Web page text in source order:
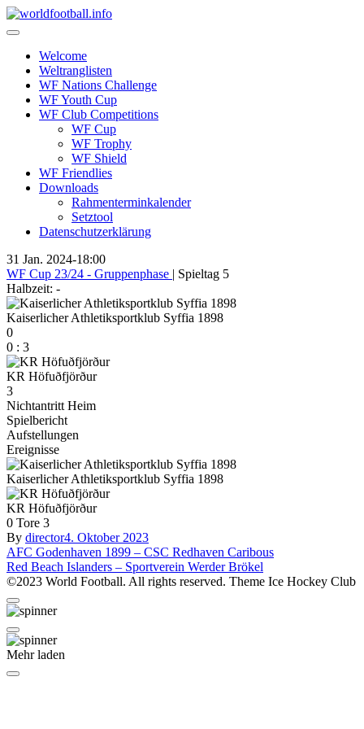
Skip
to
Welcome
Weltranglisten
WF Nations Challenge
WF Youth Cup
WF Club Competitions
WF Cup
WF Trophy
WF Shield
WF Friendlies
Downloads
Rahmenterminkalender
Setztool
Datenschutzerklärung
31 Jan. 2024-18:00
WF Cup 23/24 - Gruppenphase | Spieltag 5
Halbzeit: -
Kaiserlicher Athletiksportklub Syffia 1898
0
0 : 3
KR Höfuðfjörður
3
Nichtantritt Heim
Spielbericht
Aufstellungen
Ereignisse
Kaiserlicher Athletiksportklub Syffia 1898
KR Höfuðfjörður
0 Tore 3
By director4. Oktober 2023
Beitragsnavigation
AFC Godenhaven 1899 – CSC Redhaven Caribous
Red Beach Islanders – Sportverein Werder Brökel
©2023 World Football. All rights reserved. Theme Ice Hockey Club
Mehr laden